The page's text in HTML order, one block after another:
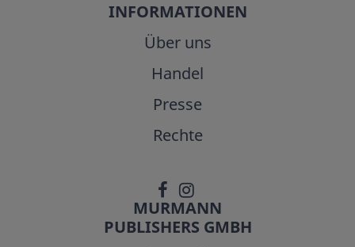
INFORMATIONEN
Über uns
Handel
Presse
Rechte
MURMANN
PUBLISHERS GMBH